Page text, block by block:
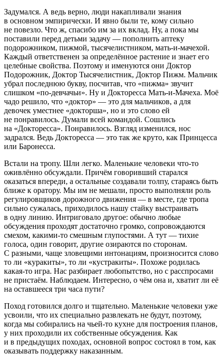
Задумался. А ведь верно, люди накапливали знания
в основном эмпирически. И явно были те, кому сильно
не повезло. Что ж, спасибо им за их вклад. Ну, а пока мы
поставили перед детьми задачу — пополнить аптеку
подорожником, пижмой, тысячелистником, мать-и-мачехой.
Каждый ответственен за определённое растение и знает его
целебные свойства. Поэтому и именуются они Доктор
Подорожник, Доктор Тысячелистник, Доктор Пижм. Мальчик
убрал последнюю букву, посчитав, что «пижма» звучит
слишком «по-девчачьи». Ну и Докторесса Мать-и-Мачеха. Моё
чадо решило, что «доктор» — это для мальчиков, а для
девочек уместнее «докторша», но и это слово ей
не понравилось. Думали всей командой. Сошлись
на «Докторесса». Понравилось. Взгляд изменился, нос
задрался. Ведь Докторесса — это так же круто, как Принцесса
или Баронесса.
Встали на тропу. Шли легко. Маленькие человеки что-то
оживлённо обсуждали. Причём говоривший старался
оказаться впереди, а остальные создавали толпу, стараясь быть
ближе к оратору. Мы им не мешали, просто выполняли роль
регулировщиков дорожного движения — в месте, где тропа
сильно сужалась, приходилось нашу стайку выстраивать
в одну линию. Интриговало другое: обычно любые
обсуждения проходят достаточно громко, сопровождаются
смехом, какими-то смешным глупостями. А тут — тихие
голоса, один говорит, другие озираются по сторонам.
С разными, чаще зловещими интонациям, произносится слово
то ли «куракиты», то ли «кустракиты». Похоже родилась
какая-то игра. Нас разбирает любопытство, но с расспросами
не пристаём. Наблюдаем. Интересно, о чём она и, хватит ли её
на оставшееся три часа пути?
Поход готовился долго и тщательно. Маленькие человеки уже
усвоили, что их специально развлекать не будут, поэтому,
когда мы собирались на чьей-то кухне для построения планов,
у них проходили их собственные обсуждения. Как
и в предыдущих походах, основной вопрос состоял в том, как
оказывать поддержку наказанным.